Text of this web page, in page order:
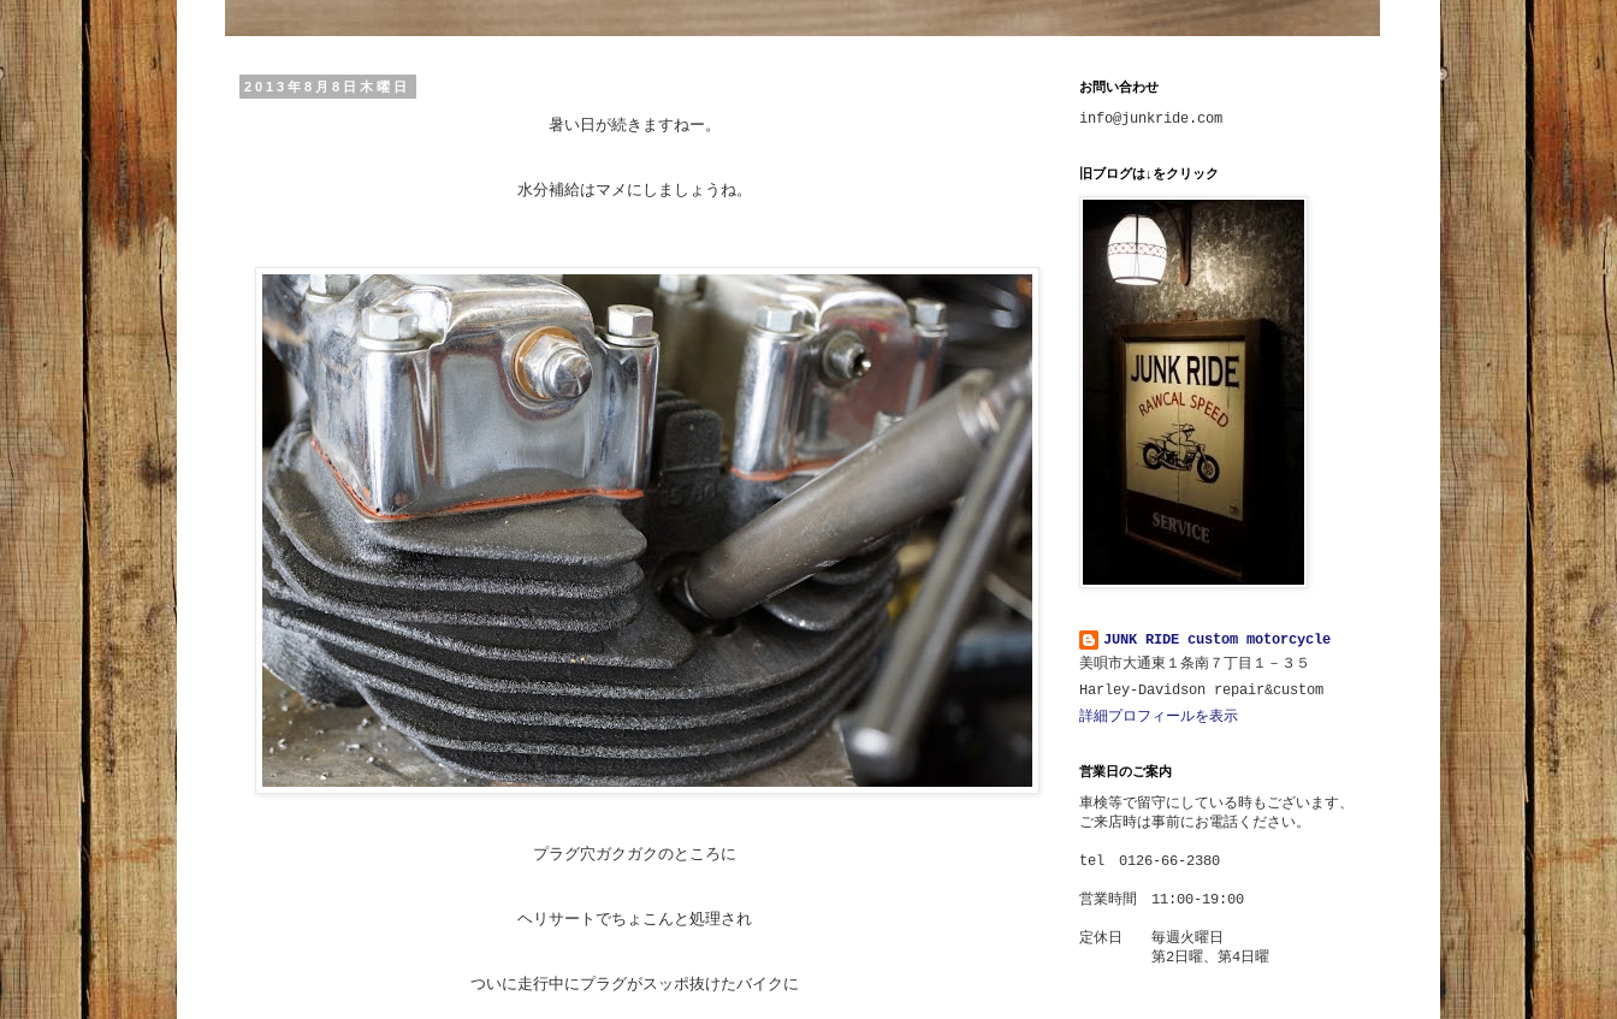
2013年8月8日木曜日
暑い日が続きますねー。
水分補給はマメにしましょうね。
プラグ穴ガクガクのところに
ヘリサートでちょこんと処理され
ついに走行中にプラグがスッポ抜けたバイクに
お問い合わせ
info@junkride.com
旧ブログは↓をクリック
JUNK RIDE custom motorcycle
美唄市大通東１条南７丁目１－３５
Harley-Davidson repair&custom
詳細プロフィールを表示
営業日のご案内
車検等で留守にしている時もございます、
ご来店時は事前にお電話ください。
tel 0126-66-2380
営業時間 11:00-19:00
定休日 毎週火曜日
第2日曜、第4日曜